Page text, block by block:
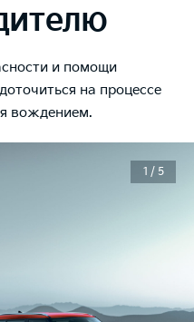
и помощи
на процессе
вождением.
1 / 5